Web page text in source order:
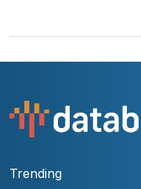
Trending